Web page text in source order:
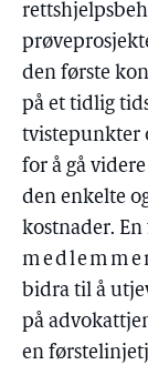
den første
på et tidlig
tvistepunkter
for å gå
den enkelte
kostnader.
bidra til å
på
en